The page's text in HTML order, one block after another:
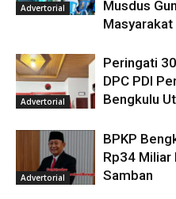
Advertorial
Musdus
Masyarakat
Advertorial
Peringati
DPC PDI
Bengkulu
Advertorial
BPKP
Rp34 Miliar
Samban